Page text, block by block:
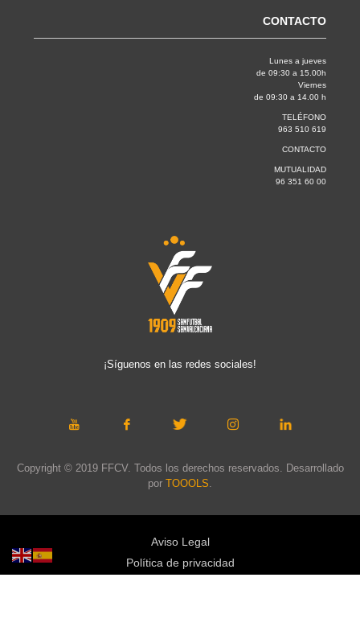
CONTACTO
Lunes a jueves
de 09:30 a 15.00h
Viernes
de 09:30 a 14.00 h
TELÉFONO
963 510 619
CONTACTO
MUTUALIDAD
96 351 60 00
¡Síguenos en las redes sociales!
Copyright © 2019 FFCV. Todos los derechos reservados. Desarrollado
por TOOOLS.
Aviso Legal
Política de privacidad